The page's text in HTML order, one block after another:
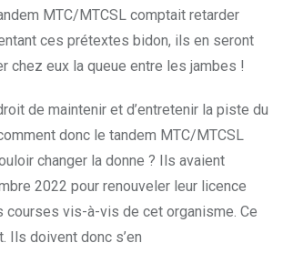
MTC/MTCSL comptait retarder
ces prétextes bidon, ils en seront
chez eux la queue entre les jambes !
de maintenir et d’entretenir la piste du
donc le tandem MTC/MTCSL
changer la donne ? Ils avaient
2022 pour renouveler leur licence
courses vis-à-vis de cet organisme. Ce
Ils doivent donc s’en